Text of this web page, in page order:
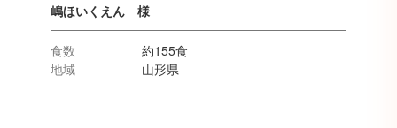
嶋ほいくえん 様
食数
約155食
地域
山形県